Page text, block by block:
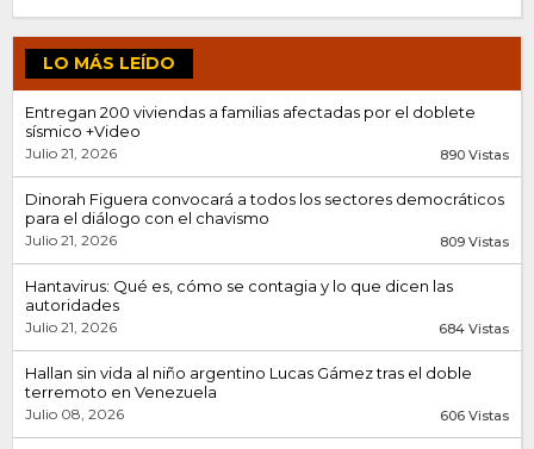
LO MÁS LEÍDO
Entregan 200 viviendas a familias afectadas por el doblete
sísmico +Video
Julio 21, 2026 890 Vistas
Dinorah Figuera convocará a todos los sectores democráticos
para el diálogo con el chavismo
Julio 21, 2026 809 Vistas
Hantavirus: Qué es, cómo se contagia y lo que dicen las
autoridades
Julio 21, 2026 684 Vistas
Hallan sin vida al niño argentino Lucas Gámez tras el doble
terremoto en Venezuela
Julio 08, 2026 606 Vistas